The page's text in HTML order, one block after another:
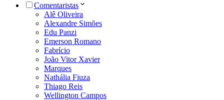
Comentaristas
Alê Oliveira
Alexandre Simões
Edu Panzi
Emerson Romano
Fabrício
João Vitor Xavier
Marques
Nathália Fiuza
Thiago Reis
Wellington Campos